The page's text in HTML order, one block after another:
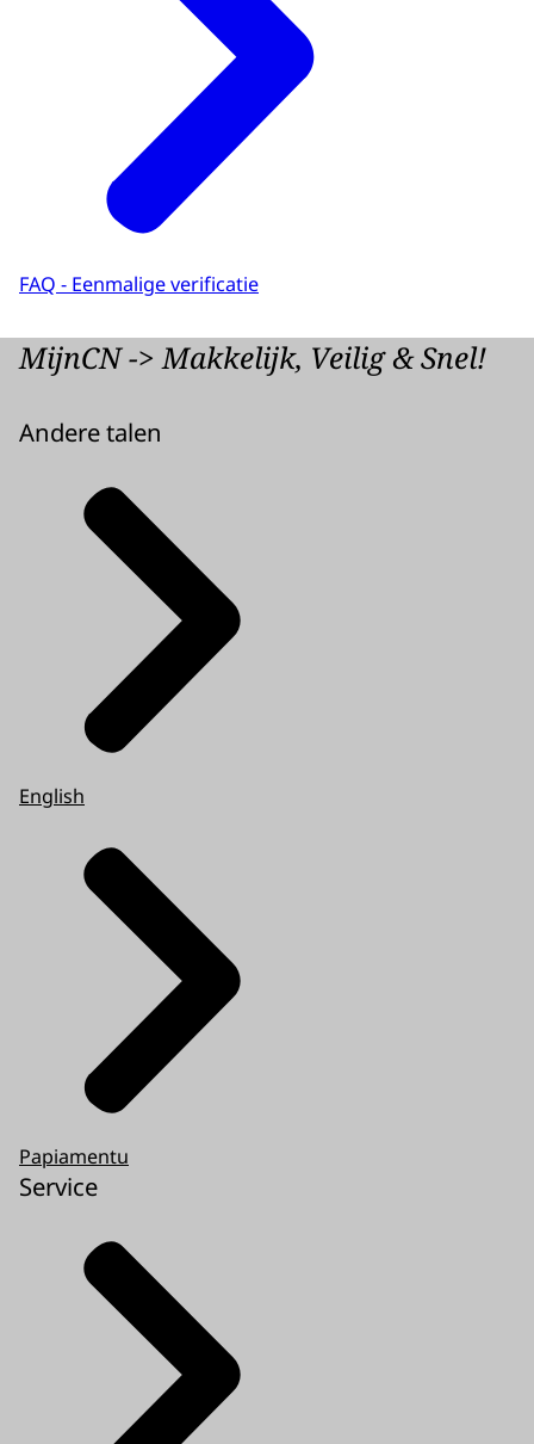
FAQ - Eenmalige verificatie
MijnCN -> Makkelijk, Veilig & Snel!
Andere talen
English
Papiamentu
Service